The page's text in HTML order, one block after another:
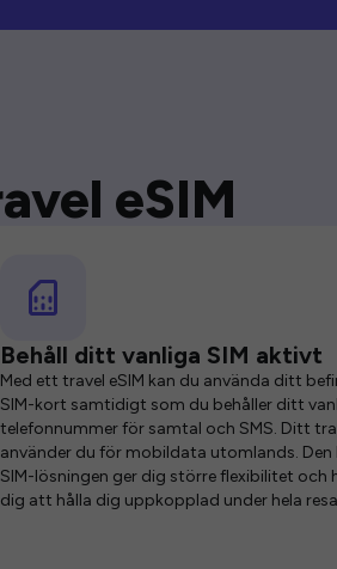
eSIM
Behåll ditt vanliga SIM aktivt
Med ett travel eSIM kan du använda ditt
SIM-kort samtidigt som du behåller ditt
telefonnummer för samtal och SMS. Ditt
använder du för mobildata utomlands. Den
SIM-lösningen ger dig större flexibilitet och
dig att hålla dig uppkopplad under hela